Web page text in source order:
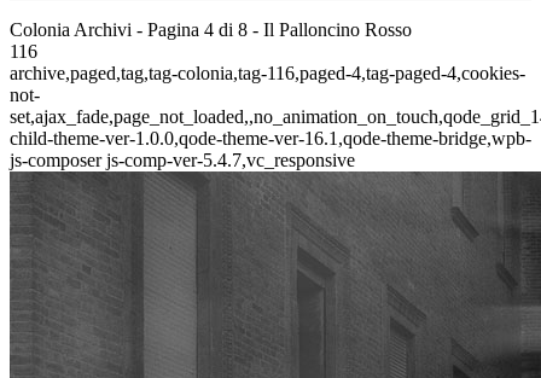
Colonia Archivi - Pagina 4 di 8 - Il Palloncino Rosso
116
archive,paged,tag,tag-colonia,tag-116,paged-4,tag-paged-4,cookies-
not-
child-theme-ver-1.0.0,qode-theme-ver-16.1,qode-theme-bridge,wpb-
js-composer js-comp-ver-5.4.7,vc_responsive